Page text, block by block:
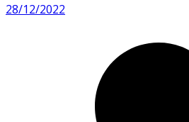
28/12/2022